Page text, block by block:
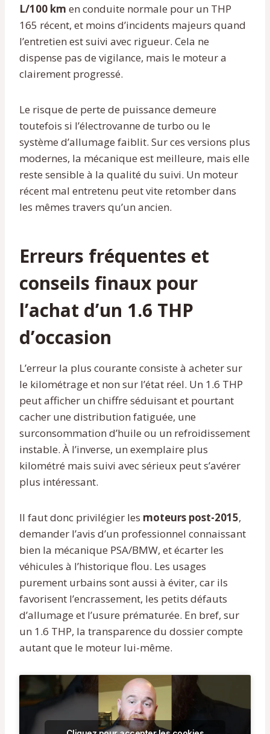
L/100 km en conduite normale pour un THP
165 récent, et moins d’incidents majeurs quand
l’entretien est suivi avec rigueur. Cela ne
dispense pas de vigilance, mais le moteur a
clairement progressé.
Le risque de perte de puissance demeure
toutefois si l’électrovanne de turbo ou le
système d’allumage faiblit. Sur ces versions plus
modernes, la mécanique est meilleure, mais elle
reste sensible à la qualité du suivi. Un moteur
récent mal entretenu peut vite retomber dans
les mêmes travers qu’un ancien.
Erreurs fréquentes et
conseils finaux pour
l’achat d’un 1.6 THP
d’occasion
L’erreur la plus courante consiste à acheter sur
le kilométrage et non sur l’état réel. Un 1.6 THP
peut afficher un chiffre séduisant et pourtant
cacher une distribution fatiguée, une
surconsommation d’huile ou un refroidissement
instable. À l’inverse, un exemplaire plus
kilométré mais suivi avec sérieux peut s’avérer
plus intéressant.
Il faut donc privilégier les moteurs post-2015,
demander l’avis d’un professionnel connaissant
bien la mécanique PSA/BMW, et écarter les
véhicules à l’historique flou. Les usages
purement urbains sont aussi à éviter, car ils
favorisent l’encrassement, les petits défauts
d’allumage et l’usure prématurée. En bref, sur
un 1.6 THP, la transparence du dossier compte
autant que le moteur lui-même.